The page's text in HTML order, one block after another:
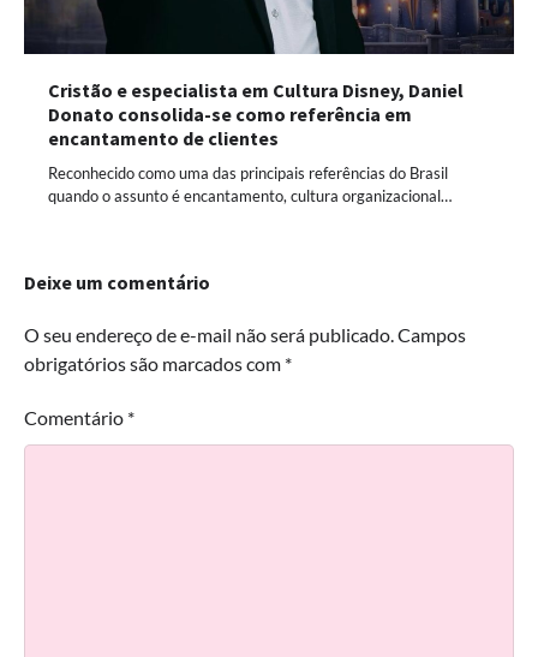
Cristão e especialista em Cultura Disney, Daniel
Donato consolida-se como referência em
encantamento de clientes
Reconhecido como uma das principais referências do Brasil
quando o assunto é encantamento, cultura organizacional…
Deixe um comentário
O seu endereço de e-mail não será publicado.Campos
obrigatórios são marcados com *
Comentário *